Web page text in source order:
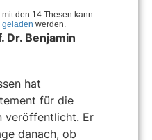
den 14 Thesen kann
geladen werden.
Dr. Benjamin
hat
für die
veröffentlicht. Er
danach, ob